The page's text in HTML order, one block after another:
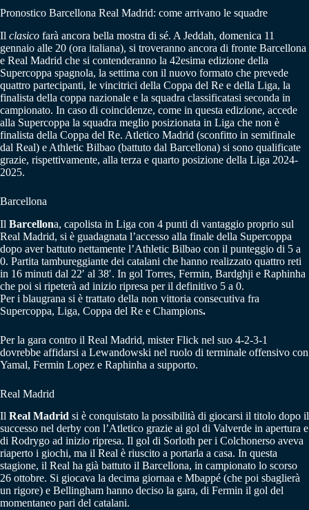
Pronostico Barcellona Real Madrid: come arrivano le squadre
Il clasico farà ancora bella mostra di sé. A Jeddah, domenica 11
gennaio alle 20 (ora italiana), si troveranno ancora di fronte Barcellona
e Real Madrid che si contenderanno la 42esima edizione della
Supercoppa spagnola, la settima con il nuovo formato che prevede
quattro partecipanti, le vincitrici della Coppa del Re e della Liga, la
finalista della coppa nazionale e la squadra classificatasi seconda in
campionato. In caso di coincidenze, come in questa edizione, accede
alla Supercoppa la squadra meglio posizionata in Liga che non è
finalista della Coppa del Re. Atletico Madrid (sconfitto in semifinale
dal Real) e Athletic Bilbao (battuto dal Barcellona) si sono qualificate
grazie, rispettivamente, alla terza e quarto posizione della Liga 2024-
2025.
Barcellona
Il Barcellona, capolista in Liga con 4 punti di vantaggio proprio sul
Real Madrid, si è guadagnata l’accesso alla finale della Supercoppa
dopo aver battuto nettamente l’Athletic Bilbao con il punteggio di 5 a
0. Partita tambureggiante dei catalani che hanno realizzato quattro reti
in 16 minuti dal 22′ al 38′. In gol Torres, Fermin, Bardghji e Raphinha
che poi si ripeterà ad inizio ripresa per il definitivo 5 a 0.
Per i blaugrana si è trattato della non vittoria consecutiva fra
Supercoppa, Liga, Coppa del Re e Champions.
Per la gara contro il Real Madrid, mister Flick nel suo 4-2-3-1
dovrebbe affidarsi a Lewandowski nel ruolo di terminale offensivo con
Yamal, Fermin Lopez e Raphinha a supporto.
Real Madrid
Il Real Madrid si è conquistato la possibilità di giocarsi il titolo dopo il
successo nel derby con l’Atletico grazie ai gol di Valverde in apertura e
di Rodrygo ad inizio ripresa. Il gol di Sorloth per i Colchonerso aveva
riaperto i giochi, ma il Real è riuscito a portarla a casa. In questa
stagione, il Real ha già battuto il Barcellona, in campionato lo scorso
26 ottobre. Si giocava la decima giornaa e Mbappé (che poi sbaglierà
un rigore) e Bellingham hanno deciso la gara, di Fermin il gol del
momentaneo pari del catalani.